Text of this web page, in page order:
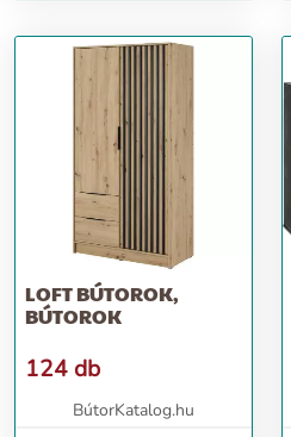
LOFT BÚTOROK,
BÚTOROK
124 db
BútorKatalog.hu